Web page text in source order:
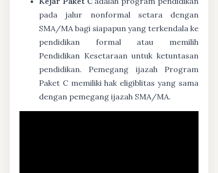
pada jalur nonformal setara dengan
SMA/MA bagi siapapun yang terkendala ke
pendidikan formal atau memilih
Pendidikan Kesetaraan untuk ketuntasan
pendidikan. Pemegang ijazah Program
Paket C memiliki hak eligiblitas yang sama
dengan pemegang ijazah SMA/MA.